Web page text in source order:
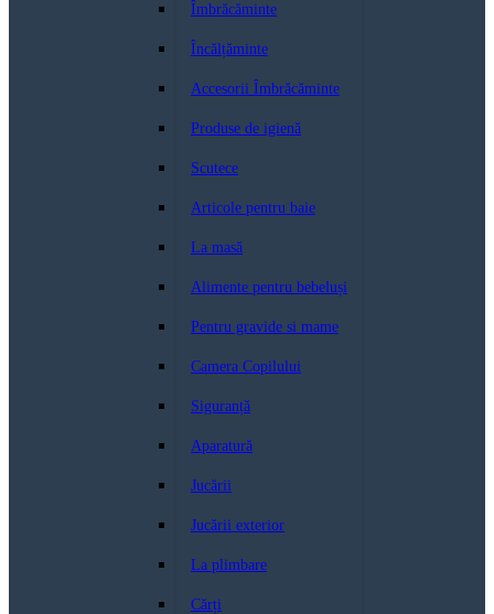
Îmbrăcăminte
Încălțăminte
Accesorii Îmbrăcăminte
Produse de igienă
Scutece
Articole pentru baie
La masă
Alimente pentru bebeluși
Pentru gravide si mame
Camera Copilului
Siguranță
Aparatură
Jucării
Jucării exterior
La plimbare
Cărți